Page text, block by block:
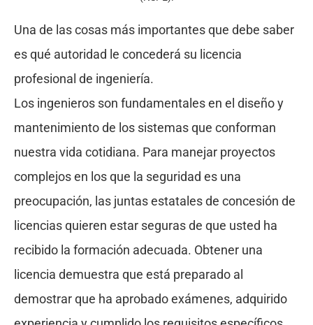
Una de las cosas más importantes que debe saber
es qué autoridad le concederá su licencia
profesional de ingeniería.
Los ingenieros son fundamentales en el diseño y
mantenimiento de los sistemas que conforman
nuestra vida cotidiana. Para manejar proyectos
complejos en los que la seguridad es una
preocupación, las juntas estatales de concesión de
licencias quieren estar seguras de que usted ha
recibido la formación adecuada. Obtener una
licencia demuestra que está preparado al
demostrar que ha aprobado exámenes, adquirido